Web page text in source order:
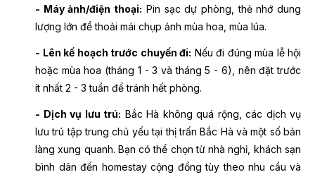
- Máy ảnh/điện thoại: Pin sạc dự phòng, thẻ nhớ dung
lượng lớn để thoải mái chụp ảnh mùa hoa, mùa lúa.
- Lên kế hoạch trước chuyến đi: Nếu đi đúng mùa lễ hội
hoặc mùa hoa (tháng 1 - 3 và tháng 5 - 6), nên đặt trước
ít nhất 2 - 3 tuần để tránh hết phòng.
- Dịch vụ lưu trú: Bắc Hà không quá rộng, các dịch vụ
lưu trú tập trung chủ yếu tại thị trấn Bắc Hà và một số bản
làng xung quanh. Bạn có thể chọn từ nhà nghỉ, khách sạn
bình dân đến homestay cộng đồng tùy theo nhu cầu và